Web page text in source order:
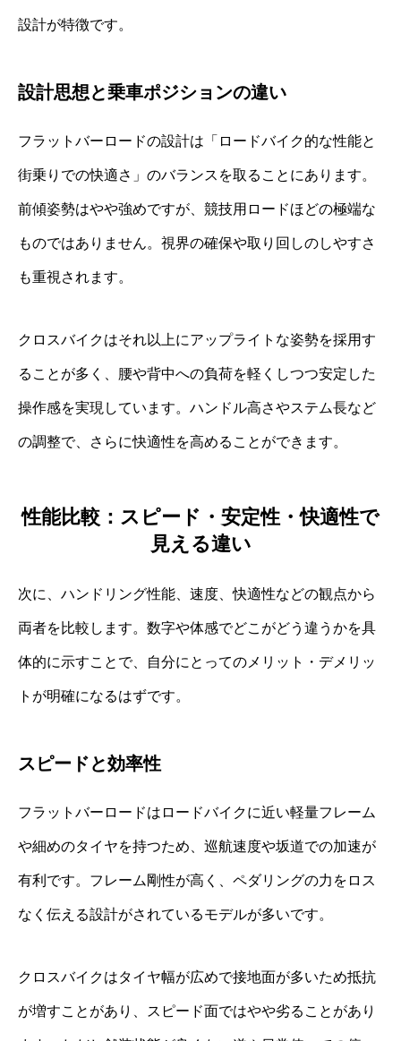
設計が特徴です。
設計思想と乗車ポジションの違い
フラットバーロードの設計は「ロードバイク的な性能と
街乗りでの快適さ」のバランスを取ることにあります。
前傾姿勢はやや強めですが、競技用ロードほどの極端な
ものではありません。視界の確保や取り回しのしやすさ
も重視されます。
クロスバイクはそれ以上にアップライトな姿勢を採用す
ることが多く、腰や背中への負荷を軽くしつつ安定した
操作感を実現しています。ハンドル高さやステム長など
の調整で、さらに快適性を高めることができます。
性能比較：スピード・安定性・快適性で
見える違い
次に、ハンドリング性能、速度、快適性などの観点から
両者を比較します。数字や体感でどこがどう違うかを具
体的に示すことで、自分にとってのメリット・デメリッ
トが明確になるはずです。
スピードと効率性
フラットバーロードはロードバイクに近い軽量フレーム
や細めのタイヤを持つため、巡航速度や坂道での加速が
有利です。フレーム剛性が高く、ペダリングの力をロス
なく伝える設計がされているモデルが多いです。
クロスバイクはタイヤ幅が広めで接地面が多いため抵抗
が増すことがあり、スピード面ではやや劣ることがあり